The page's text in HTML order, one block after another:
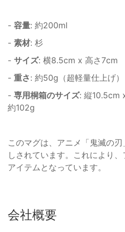
- 容量: 約200ml
- 素材: 杉
- サイズ: 横8.5cm x 高さ7cm
- 重さ: 約50g（超軽量仕上げ）
- 専用桐箱のサイズ: 縦10.5cm
約102g
このマグは、アニメ「鬼滅の
しされています。これにより
アイテムとなっています。
会社概要